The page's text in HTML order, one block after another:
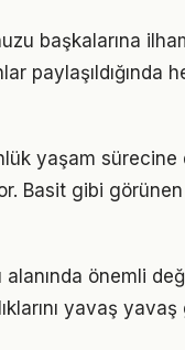
başkalarına
paylaşıldığında
yaşam
Basit gibi
alanında önemli
yavaş yavaş